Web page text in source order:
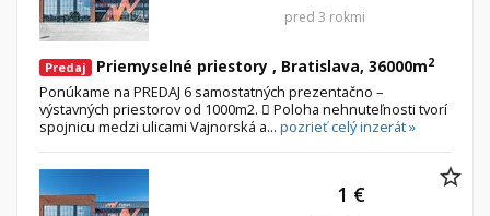
Predaj Priemyselné priestory , Bratislava, 36000m2
Ponúkame na PREDAJ 6 samostatných prezentačno –
výstavných priestorov od 1000m2.  Poloha nehnuteľnosti tvorí
spojnicu medzi ulicami Vajnorská a... pozrieť celý inzerát »
pred 3 rokmi
1 €